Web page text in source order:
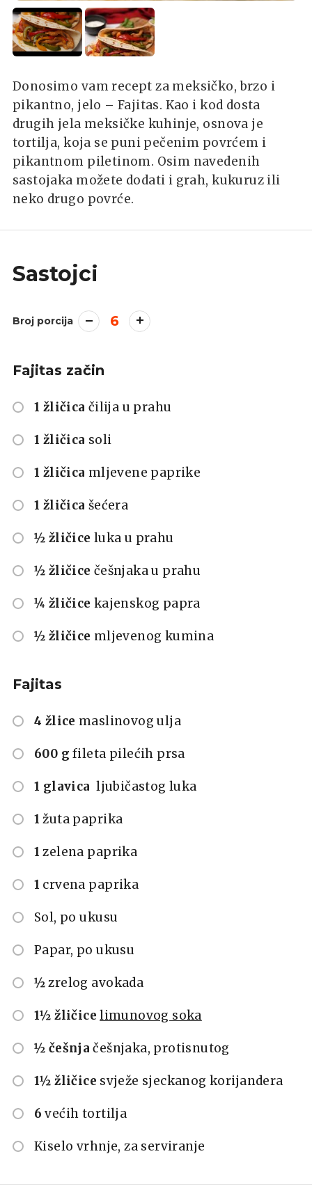
Donosimo vam recept za meksičko, brzo i
pikantno, jelo – Fajitas. Kao i kod dosta
drugih jela meksičke kuhinje, osnova je
tortilja, koja se puni pečenim povrćem i
pikantnom piletinom. Osim navedenih
sastojaka možete dodati i grah, kukuruz ili
neko drugo povrće.
Sastojci
Broj porcija 6
Fajitas začin
1 žličica čilija u prahu
1 žličica soli
1 žličica mljevene paprike
1 žličica šećera
½ žličice luka u prahu
½ žličice češnjaka u prahu
¼ žličice kajenskog papra
½ žličice mljevenog kumina
Fajitas
4 žlice maslinovog ulja
600 g fileta pilećih prsa
1 glavica ljubičastog luka
1 žuta paprika
1 zelena paprika
1 crvena paprika
Sol, po ukusu
Papar, po ukusu
½ zrelog avokada
1½ žličice limunovog soka
½ češnja češnjaka, protisnutog
1½ žličice svježe sjeckanog korijandera
6 većih tortilja
Kiselo vrhnje, za serviranje